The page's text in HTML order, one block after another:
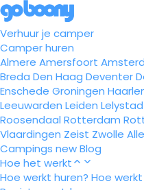
Verhuur je camper
Camper huren
Almere Amersfoort
Breda Den Haag Deventer
Enschede Groningen
Leeuwarden Leiden Lelystad
Roosendaal Rotterdam
Vlaardingen Zeist Zwolle
Campings newBlog
Hoe het werkt
Hoe werkt huren? Hoe